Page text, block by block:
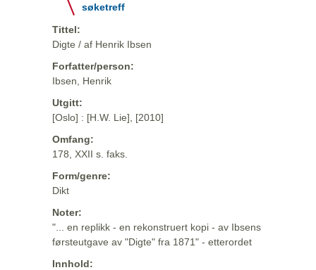
søketreff
Tittel:
Digte / af Henrik Ibsen
Forfatter/person:
Ibsen, Henrik
Utgitt:
[Oslo] : [H.W. Lie], [2010]
Omfang:
178, XXII s. faks.
Form/genre:
Dikt
Noter:
"... en replikk - en rekonstruert kopi - av Ibsens
førsteutgave av "Digte" fra 1871" - etterordet
Innhold: